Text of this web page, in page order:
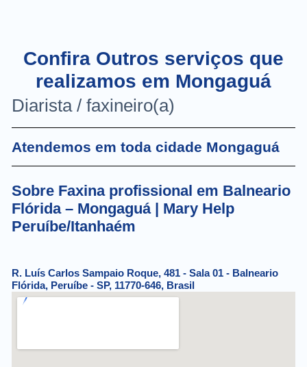
Confira Outros serviços que
realizamos em Mongaguá
Diarista / faxineiro(a)
Atendemos em toda cidade Mongaguá
Sobre Faxina profissional em Balneario
Flórida – Mongaguá | Mary Help
Peruíbe/Itanhaém
R. Luís Carlos Sampaio Roque, 481 - Sala 01 - Balneario
Flórida, Peruíbe - SP, 11770-646, Brasil